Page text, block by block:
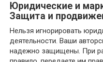
Юридические и
Защита и
Нельзя игнорировать
деятельности. Ваши
надежно защищены. При